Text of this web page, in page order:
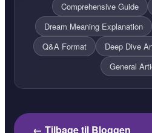
Comprehensive Guide
Dream Meaning Explanation
Q&A Format
Deep Dive
General
← Tilbage til Bloggen